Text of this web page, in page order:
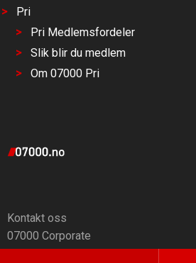
Pri
Pri Medlemsfordeler
Slik blir du medlem
Om 07000 Pri
Kontakt oss
07000 Corporate